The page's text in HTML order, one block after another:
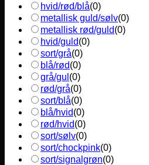
hvid/rød/blå(0)
metallisk guld/sølv(0)
metallisk rød/guld(0)
hvid/guld(0)
sort/grå(0)
blå/rød(0)
grå/gul (0)
rød/grå(0)
sort/blå(0)
blå/hvid(0)
rød/hvid(0)
sort/sølv(0)
sort/chockpink(0)
sort/signalgrøn(0)